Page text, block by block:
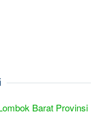
Barat Provinsi